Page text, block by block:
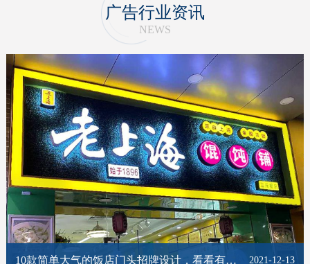
广告行业资讯
NEWS
2021-12-13
10款简单大气的饭店门头招牌设计，看看有你喜欢的那一款吗？